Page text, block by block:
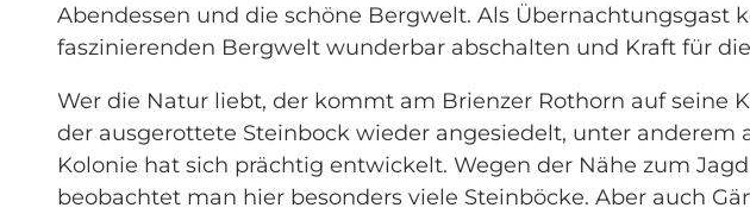
Abendessen und die schöne Bergwelt. Als Übernachtungsgast
faszinierenden Bergwelt wunderbar abschalten und Kraft für
Wer die Natur liebt, der kommt am Brienzer Rothorn auf seine
der ausgerottete Steinbock wieder angesiedelt, unter anderem
Kolonie hat sich prächtig entwickelt. Wegen der Nähe zum
beobachtet man hier besonders viele Steinböcke. Aber auch